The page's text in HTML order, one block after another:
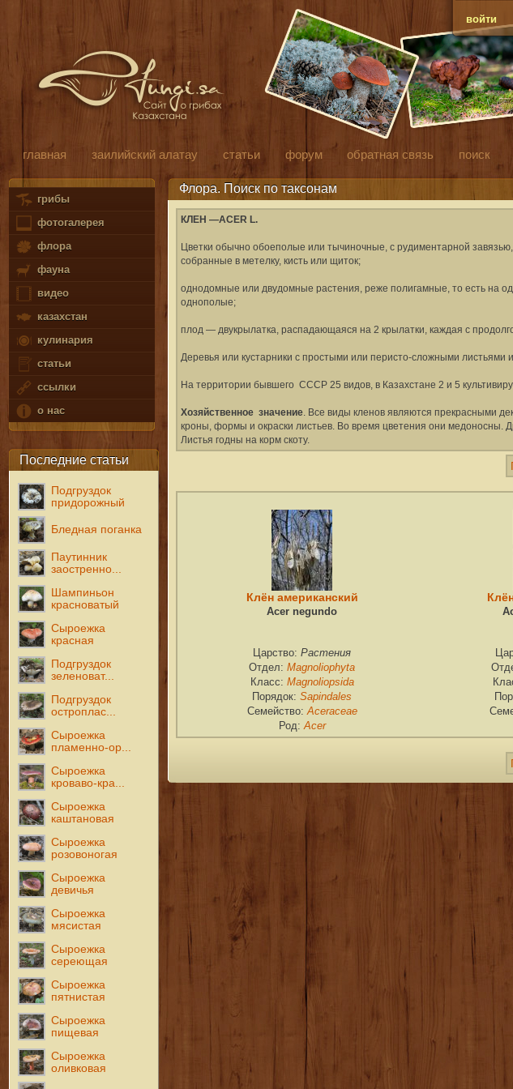
войти
главная заилийский алатау статьи форум обратная связь поиск
грибы
фотогалерея
флора
фауна
видео
казахстан
кулинария
статьи
ссылки
о нас
Последние статьи
Подгруздок
придорожный
Бледная поганка
Паутинник
заостренно...
Шампиньон
красноватый
Сыроежка
красная
Подгруздок
зеленоват...
Подгруздок
остроплас...
Сыроежка
пламенно-ор...
Сыроежка
кроваво-кра...
Сыроежка
каштановая
Сыроежка
розовоногая
Сыроежка
девичья
Сыроежка
мясистая
Сыроежка
сереющая
Сыроежка
пятнистая
Сыроежка
пищевая
Сыроежка
оливковая
Флора. Поиск по таксонам
КЛЕН —ACER L.
Цветки обычно обоеполые или тычиночные, с рудиментарной
собранные в метелку, кисть или щиток;
однодомные или двудомные растения, реже полигамные, то есть на
однополые;
плод — двукрылатка, распадающаяся на 2 крылатки, каждая с
Деревья или кустарники с простыми или перисто-сложными
На территории бывшего СССР 25 видов, в Казахстане 2 и 5
Хозяйственное значение. Все виды кленов являются прекрасными
кроны, формы и окраски листьев. Во время цветения они медоносны.
Листья годны на корм скоту.
Клён американский
Acer negundo
Царство: Растения
Отдел: Magnoliophyta
Класс: Magnoliopsida
Порядок: Sapindales
Семейство:Aceraceae
Род:Acer